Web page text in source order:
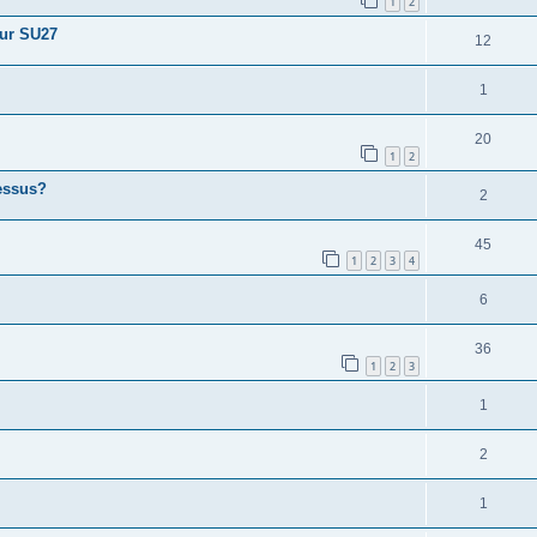
SU27 12
1
1 2
20
2
1 2 3 4
45
6
1 2 3
36
1
2
1